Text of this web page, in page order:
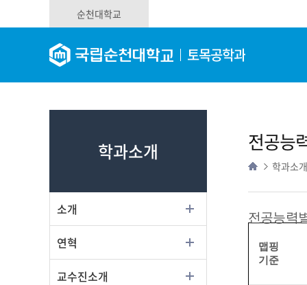
순천대학교
토목공학과
학과소개
소개
연혁
교수진소개
전공능
학과소개
전공능력
맵핑
기준